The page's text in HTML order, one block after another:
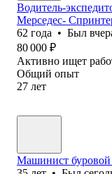
Водитель-
Мерседес-
62 года • Был
80 000 ₽
Активно ищет
Общий опыт
27 лет
Машинист буровой